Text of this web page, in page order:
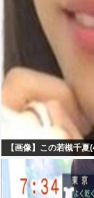
【画像】この若槻千